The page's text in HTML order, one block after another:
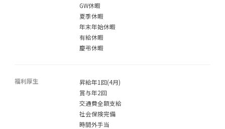
GW休暇
夏季休暇
年末年始休暇
有給休暇
慶弔休暇
福利厚生
昇給年1回(4月)
賞与年2回
交通費全額支給
社会保険完備
時間外手当